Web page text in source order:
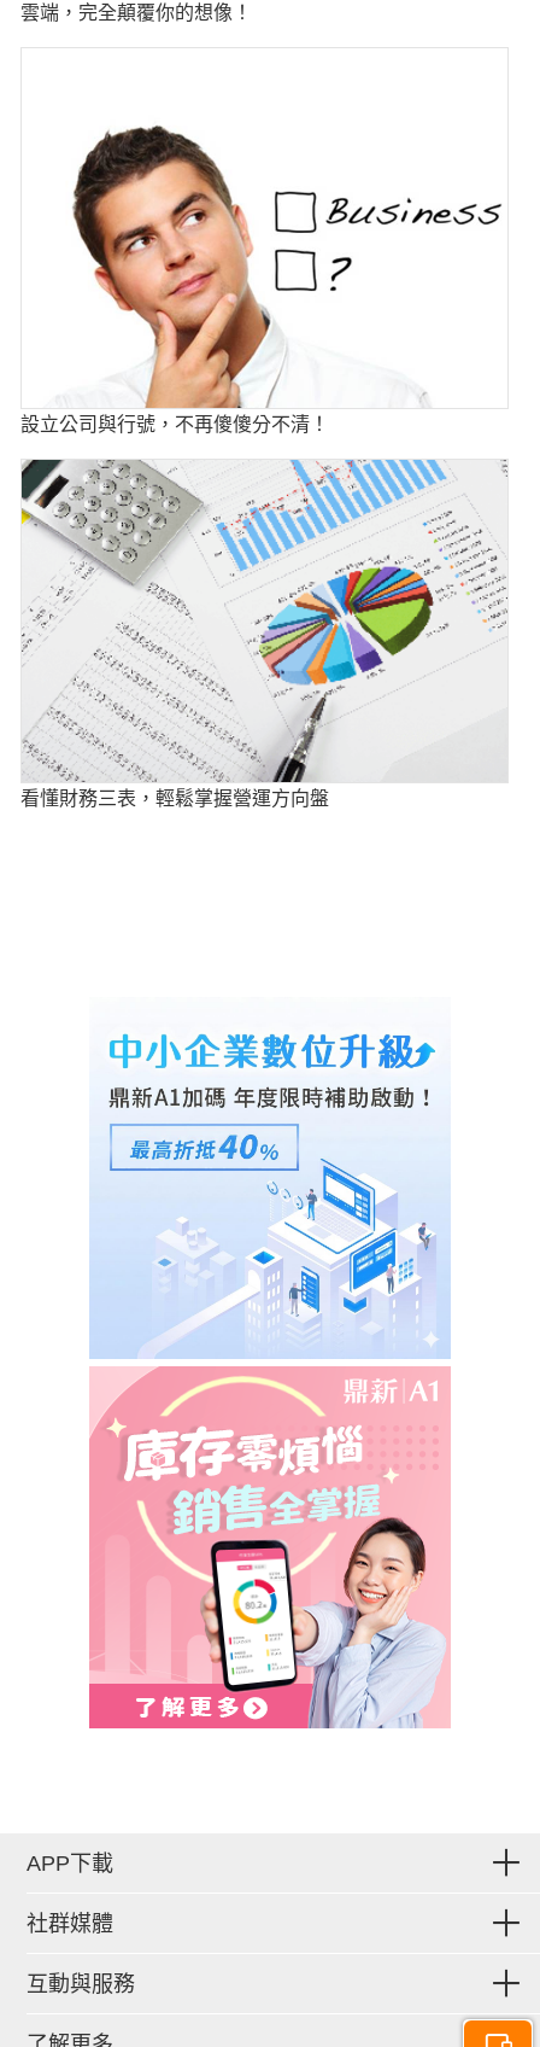
雲端，完全顛覆你的想像！
設立公司與行號，不再傻傻分不清！
看懂財務三表，輕鬆掌握營運方向盤
APP下載
社群媒體
互動與服務